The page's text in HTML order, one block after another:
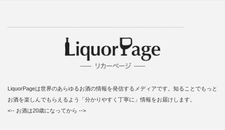
LiquorPageは世界のあらゆるお酒の情報を発信するメディアです。知ることでもっと
お酒を楽しんでもらえるよう「分かりやすく丁寧に」情報をお届けします。
<-- お酒は20歳になってから -->